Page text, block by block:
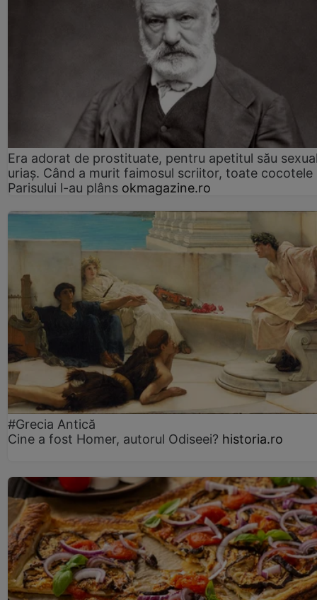
Era adorat de prostituate, pentru apetitul său
uriaș. Când a murit faimosul scriitor, toate cocotele
Parisului l-au plâns okmagazine.ro
#Grecia Antică
Cine a fost Homer, autorul Odiseei? historia.ro